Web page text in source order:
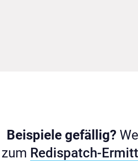
Beispiele gefällig?
zum Redispatch-